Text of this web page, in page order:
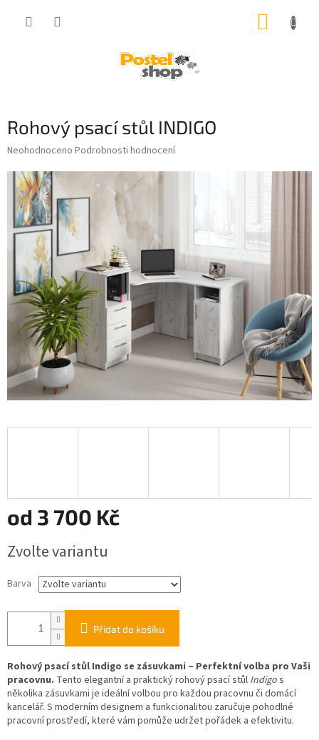
Rohový psací stůl INDIGO
Průměrné
produktu
0,0
hvězdiček.
Neohodnoceno Podrobnosti hodnocení
od 3 700 Kč
cena:
Zvolte variantu
Barva
Přidat do košíku
Rohový psací stůl Indigo se zásuvkami – Perfektní volba pro Vaši
pracovnu. Tento elegantní a praktický rohový psací stůl Indigos
několika zásuvkami je ideální volbou pro každou pracovnu či domácí
kancelář. S moderním designem a funkcionalitou zaručuje pohodlné
pracovní prostředí, které vám pomůže udržet pořádek a efektivitu.